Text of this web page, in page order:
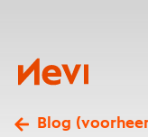
Nevi
Blog